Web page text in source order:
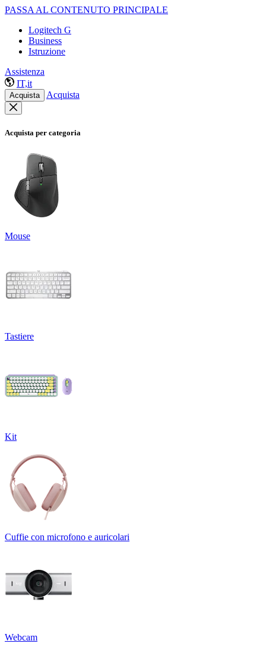
PASSA AL CONTENUTO PRINCIPALE
Logitech G
Business
Istruzione
Assistenza
IT,it
Acquista Acquista
Acquista per categoria
Mouse
Tastiere
Kit
Cuffie con microfono e auricolari
Webcam